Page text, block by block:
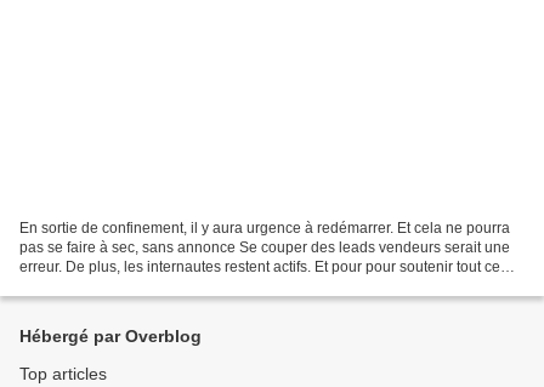
En sortie de confinement, il y aura urgence à redémarrer. Et cela ne pourra
pas se faire à sec, sans annonce Se couper des leads vendeurs serait une
erreur. De plus, les internautes restent actifs. Et pour pour soutenir tout ce
Hébergé par Overblog
Top articles